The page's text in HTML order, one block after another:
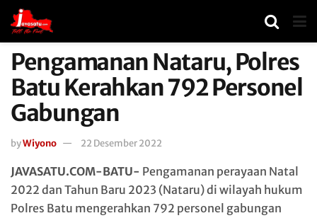
Pengamanan Nataru, Polres
Batu Kerahkan 792 Personel
Gabungan
byWiyono 22 Desember 2022
JAVASATU.COM-BATU- Pengamanan perayaan Natal
2022 dan Tahun Baru 2023 (Nataru) di wilayah hukum
Polres Batu mengerahkan 792 personel gabungan